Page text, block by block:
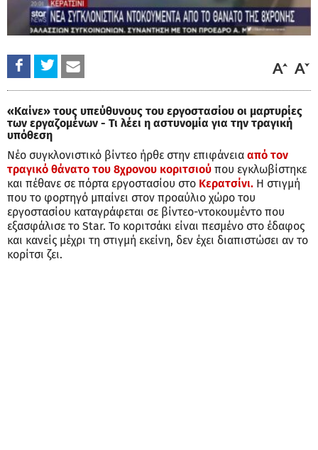
«Καίνε» τους υπεύθυνους του εργοστασίου οι μαρτυρίες
των εργαζομένων - Τι λέει η αστυνομία για την τραγική
υπόθεση
Νέο συγκλονιστικό βίντεο ήρθε στην επιφάνεια από τον
τραγικό θάνατο του 8χρονου κοριτσιού που εγκλωβίστηκε
και πέθανε σε πόρτα εργοστασίου στο Κερατσίνι. Η στιγμή
που το φορτηγό μπαίνει στον προαύλιο χώρο του
εργοστασίου καταγράφεται σε βίντεο-ντοκουμέντο που
εξασφάλισε το Star. Το κοριτσάκι είναι πεσμένο στο έδαφος
και κανείς μέχρι τη στιγμή εκείνη, δεν έχει διαπιστώσει αν το
κορίτσι ζει.